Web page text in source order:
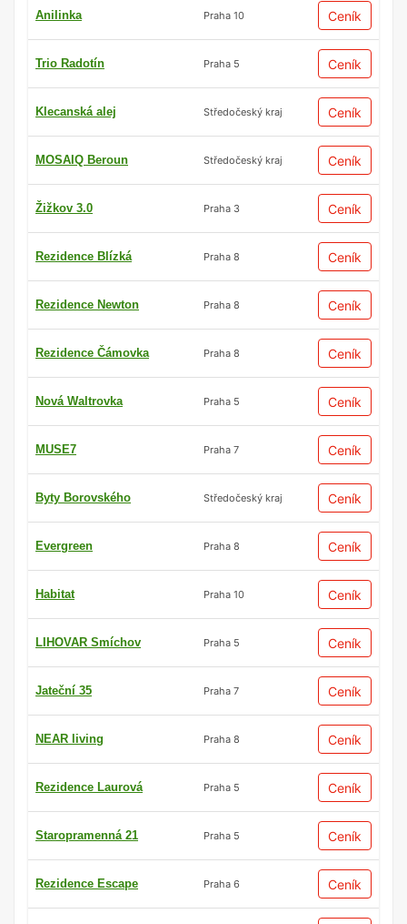
Anilinka Praha 10 Ceník
Trio Radotín Praha 5 Ceník
Klecanská alej Středočeský kraj Ceník
MOSAIQ Beroun Středočeský kraj Ceník
Žižkov 3.0 Praha 3 Ceník
Rezidence Blízká Praha 8 Ceník
Rezidence Newton Praha 8 Ceník
Rezidence Čámovka Praha 8 Ceník
Nová Waltrovka Praha 5 Ceník
MUSE7 Praha 7 Ceník
Byty Borovského Středočeský kraj Ceník
Evergreen Praha 8 Ceník
Habitat Praha 10 Ceník
LIHOVAR Smíchov Praha 5 Ceník
Jateční 35 Praha 7 Ceník
NEAR living Praha 8 Ceník
Rezidence Laurová Praha 5 Ceník
Staropramenná 21 Praha 5 Ceník
Rezidence Escape Praha 6 Ceník